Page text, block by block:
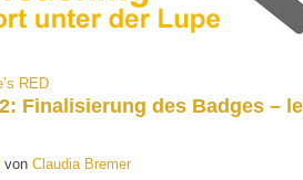
RED
Finalisierung des Badges –
von Claudia Bremer